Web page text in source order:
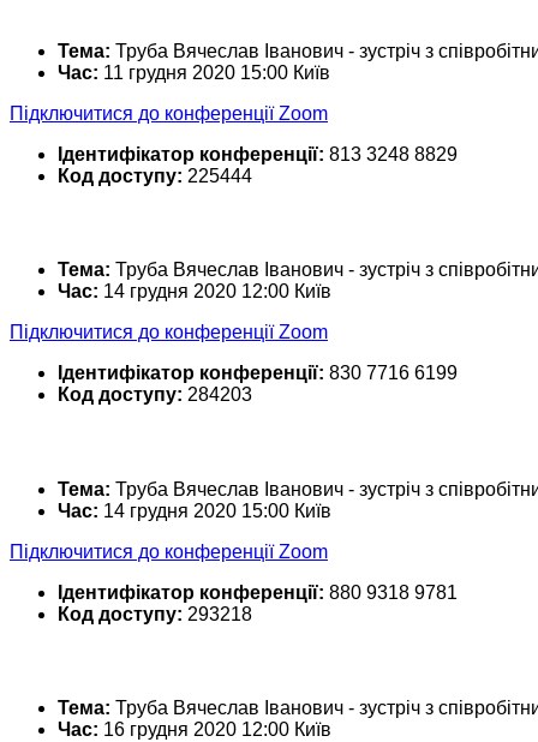
Тема: Труба Вячеслав Іванович - зустріч з
Час: 11 грудня 2020 15:00 Київ
Підключитися до конференції Zoom
Ідентифікатор конференції: 813 3248 8829
Код доступу: 225444
Тема: Труба Вячеслав Іванович - зустріч з
Час: 14 грудня 2020 12:00 Київ
Підключитися до конференції Zoom
Ідентифікатор конференції: 830 7716 6199
Код доступу: 284203
Тема: Труба Вячеслав Іванович - зустріч з
Час: 14 грудня 2020 15:00 Київ
Підключитися до конференції Zoom
Ідентифікатор конференції: 880 9318 9781
Код доступу: 293218
Тема: Труба Вячеслав Іванович - зустріч з
Час: 16 грудня 2020 12:00 Київ